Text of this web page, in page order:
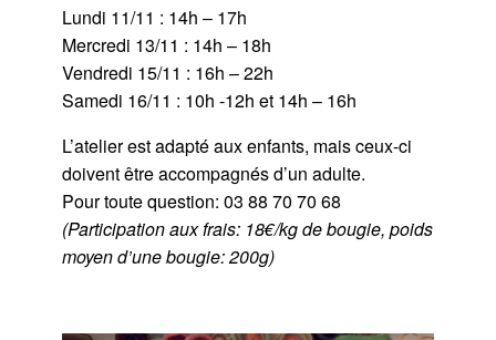
Lundi 11/11 : 14h – 17h
Mercredi 13/11 : 14h – 18h
Vendredi 15/11 : 16h – 22h
Samedi 16/11 : 10h -12h et 14h – 16h
L’atelier est adapté aux enfants, mais ceux-ci
doivent être accompagnés d’un adulte.
Pour toute question: 03 88 70 70 68
(Participation aux frais: 18€/kg de bougie, poids
moyen d’une bougie: 200g)